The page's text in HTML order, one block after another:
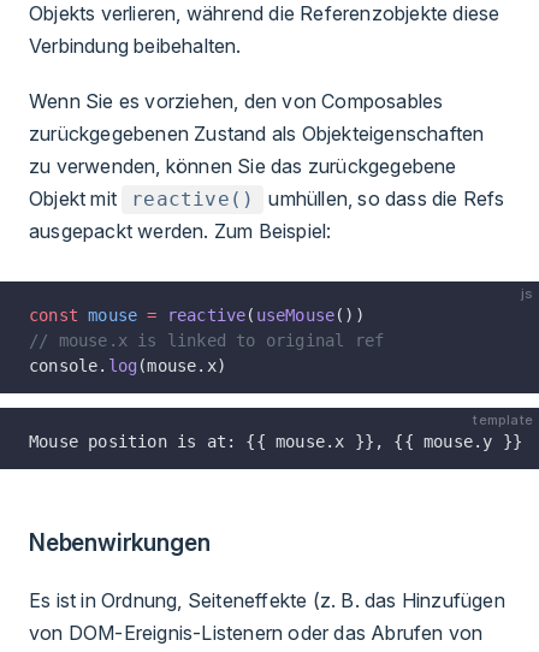
Objekts verlieren, während die Referenzobjekte diese
Verbindung beibehalten.
Wenn Sie es vorziehen, den von Composables
zurückgegebenen Zustand als Objekteigenschaften
zu verwenden, können Sie das zurückgegebene
Objekt mit
reactive()
umhüllen, so dass die Refs
ausgepackt werden. Zum Beispiel:
js
const mouse = reactive( useMouse())
// mouse.x is linked to original ref
console. log (mouse.x)
template
Mouse position is at: {{ mouse.x }}, {{ mouse.y }}
Nebenwirkungen
Es ist in Ordnung, Seiteneffekte (z. B. das Hinzufügen
von DOM-Ereignis-Listenern oder das Abrufen von